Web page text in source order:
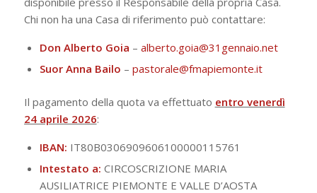
Chi non ha una Casa di riferimento può contattare:
Don Alberto Goia – alberto.goia@31gennaio.net
Suor Anna Bailo – pastorale@fmapiemonte.it
Il pagamento della quota va effettuato entro venerdì
24 aprile 2026:
IBAN: IT80B0306909606100000115761
Intestato a: CIRCOSCRIZIONE MARIA
AUSILIATRICE PIEMONTE E VALLE D’AOSTA